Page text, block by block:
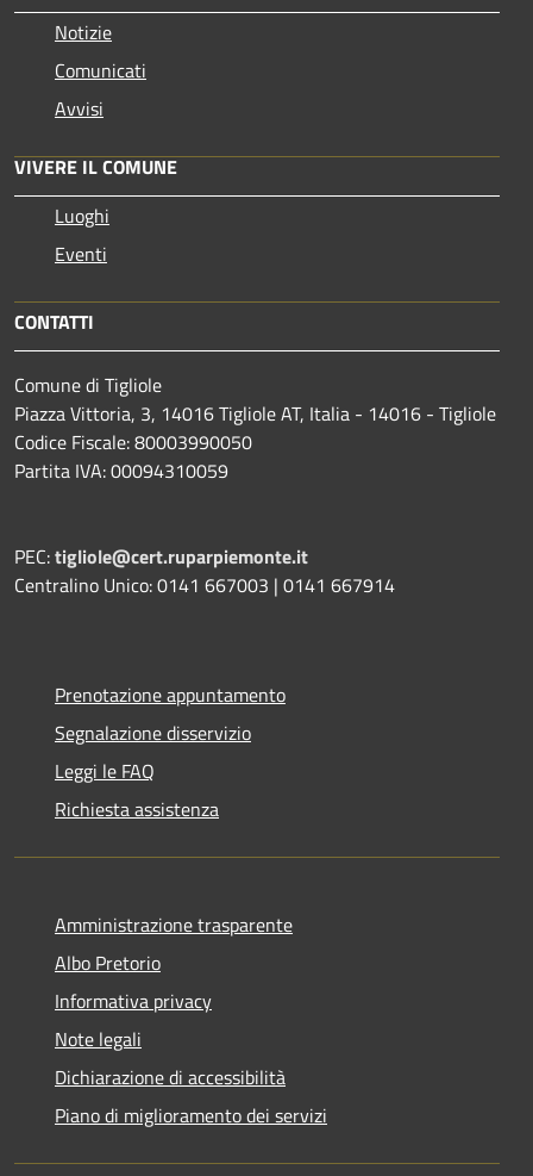
Notizie
Comunicati
Avvisi
VIVERE IL COMUNE
Luoghi
Eventi
CONTATTI
Comune di Tigliole
Piazza Vittoria, 3, 14016 Tigliole AT, Italia - 14016 - Tigliole
Codice Fiscale: 80003990050
Partita IVA: 00094310059
PEC:tigliole@cert.ruparpiemonte.it
Centralino Unico: 0141 667003 | 0141 667914
Prenotazione appuntamento
Segnalazione disservizio
Leggi le FAQ
Richiesta assistenza
Amministrazione trasparente
Albo Pretorio
Informativa privacy
Note legali
Dichiarazione di accessibilità
Piano di miglioramento dei servizi